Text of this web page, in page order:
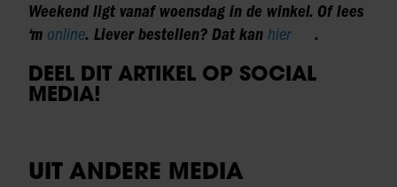
Weekend ligt vanaf woensdag in de winkel. Of lees
‘m online. Liever bestellen? Dat kan hier .
DEEL DIT ARTIKEL OP SOCIAL
MEDIA!
UIT ANDERE MEDIA